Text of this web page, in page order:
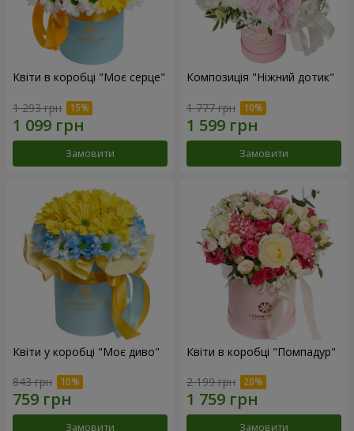
Квіти в коробці "Моє серце"
1 293 грн
Замовити
Композиція "Ніжний дотик"
1 777 грн
Замовити
Квіти у коробці "Моє диво"
843 грн
Замовити
Квіти в коробці "Помпадур"
2 199 грн
Замовити